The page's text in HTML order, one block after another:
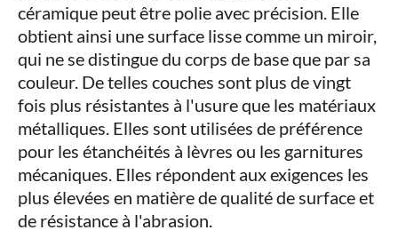
céramique peut être polie avec précision. Elle
obtient ainsi une surface lisse comme un miroir,
qui ne se distingue du corps de base que par sa
couleur. De telles couches sont plus de vingt
fois plus résistantes à l'usure que les matériaux
métalliques. Elles sont utilisées de préférence
pour les étanchéités à lèvres ou les garnitures
mécaniques. Elles répondent aux exigences les
plus élevées en matière de qualité de surface et
de résistance à l'abrasion.